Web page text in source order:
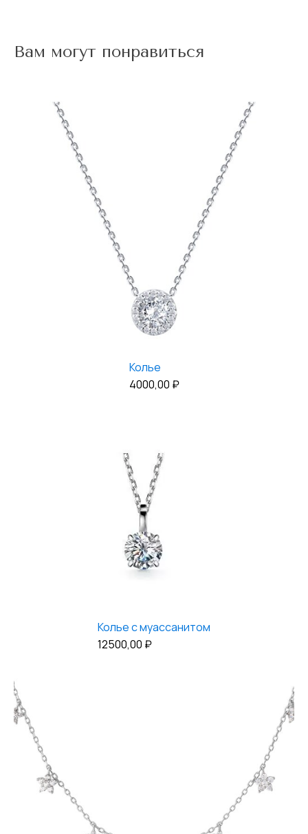
Вам могут понравиться
Колье
4000,00 ₽
Колье с муассанитом
12500,00 ₽